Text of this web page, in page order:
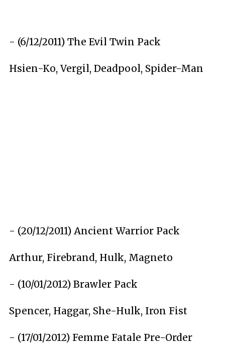
- (6/12/2011) The Evil Twin Pack
Hsien-Ko, Vergil, Deadpool, Spider-Man
- (20/12/2011) Ancient Warrior Pack
Arthur, Firebrand, Hulk, Magneto
- (10/01/2012) Brawler Pack
Spencer, Haggar, She-Hulk, Iron Fist
- (17/01/2012) Femme Fatale Pre-Order